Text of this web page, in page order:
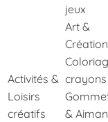
Activités &
Loisirs
créatifs
jeux
Art &
Création
crayons
&